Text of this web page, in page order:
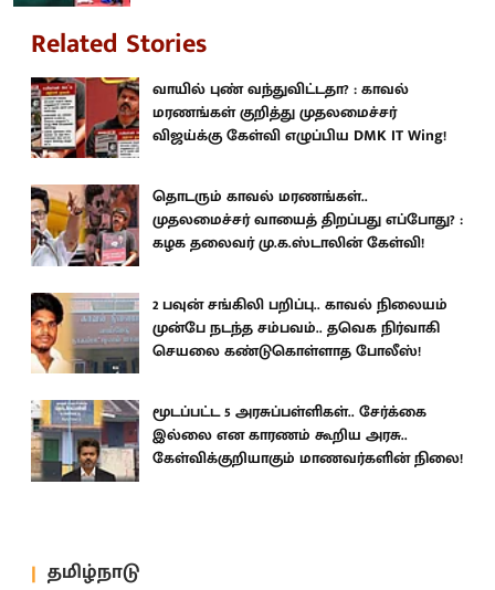
Related Stories
வாயில் புண் வந்துவிட்டதா? : காவல்
மரணங்கள் குறித்து முதலமைச்சர்
விஜய்க்கு கேள்வி எழுப்பிய DMK IT Wing!
தொடரும் காவல் மரணங்கள்..
முதலமைச்சர் வாயைத் திறப்பது எப்போது? :
கழக தலைவர் மு.க.ஸ்டாலின் கேள்வி!
2 பவுன் சங்கிலி பறிப்பு.. காவல் நிலையம்
முன்பே நடந்த சம்பவம்.. தவெக நிர்வாகி
செயலை கண்டுகொள்ளாத போலீஸ்!
மூடப்பட்ட 5 அரசுப்பள்ளிகள்.. சேர்க்கை
இல்லை என காரணம் கூறிய அரசு..
கேள்விக்குறியாகும் மாணவர்களின் நிலை!
தமிழ்நாடு